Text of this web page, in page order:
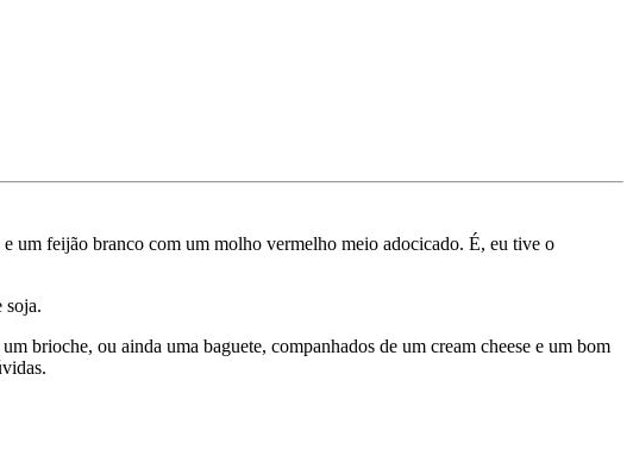
um feijão branco com um molho vermelho meio adocicado. É, eu tive o
soja.
brioche, ou ainda uma baguete, companhados de um cream cheese e um bom